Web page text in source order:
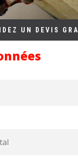
UN DEVIS